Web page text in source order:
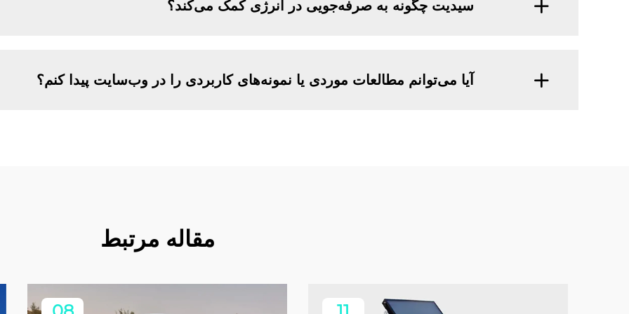
سیدیت چگونه به صرفه‌جویی در انرژی کمک می‌کند؟
آیا می‌توانم مطالعات موردی یا نمونه‌های کاربردی را در وب‌سایت پیدا کنم؟
مقاله مرتبط